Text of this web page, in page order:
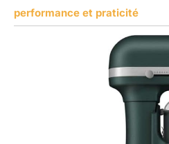
performance et praticité